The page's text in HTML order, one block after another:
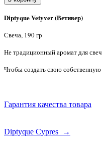
Diptyque Vetyver (Ветивер)
Свеча, 190 гр
Не традиционный аромат для
Чтобы создать свою
Гарантия качества товара
Diptyque Cypres →